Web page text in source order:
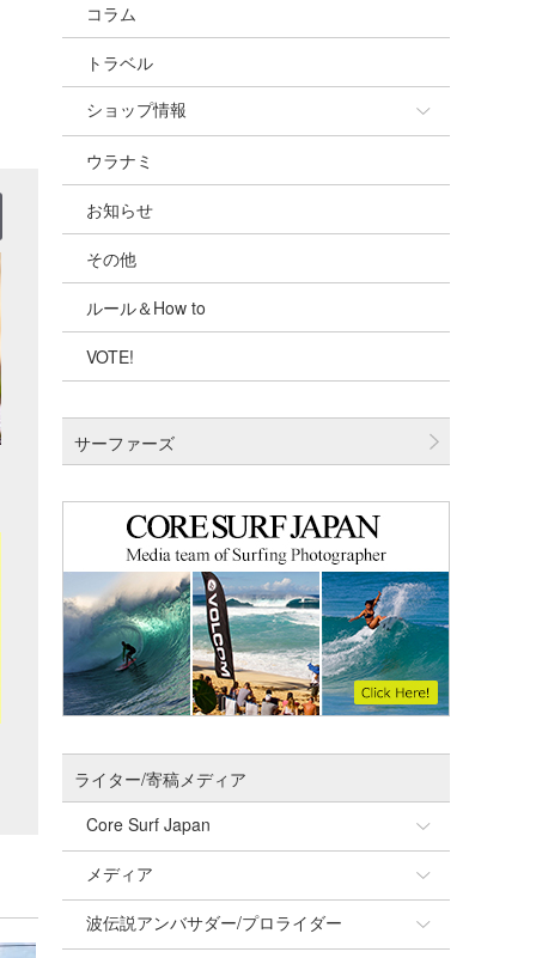
コラム
トラベル
ショップ情報
ショップ情報
湘南
千葉北
伊豆
千葉南
四国
沖縄
ウラナミ
お知らせ
その他
ルール＆How to
VOTE!
サーファーズ
ライター/寄稿メディア
Core Surf Japan
Naoya Kimoto
mitsuteru Kamio
メディア
SURFMEDIA
波伝説アンバサダー/プロライダー